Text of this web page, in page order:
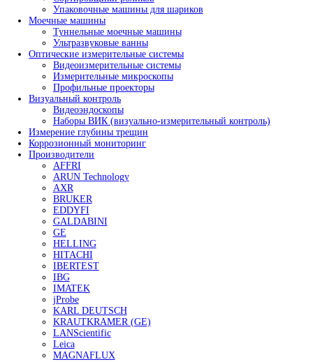
Дозиметры рентгеновские
Твердомеры
Динамические твердомеры
Переносные твердомеры
Стационарные твердомеры
Твердомеры для металла
Ультразвуковые твердомеры
Портативные твердомеры
- Твердомеры PROCEQ
- Твердомеры МЕТ
- Твердомеры Интротест
- Твердомеры Машпроект
Твердомер по Бриннелю
Твердомеры по Виккерсу
Твердомеры по Роквеллу
Универсальные твердомеры
Портальные твердомеры
Дополнительное оборудование для твердомеров
Оборудование для капиллярного контроля
Стенды для ручного капиллярного контроля
Линии капиллярного контроля
Системы УФ-освещения
Системы водоподготовки и очистки воды
Принадлежности для капиллярной дефектоскопии
Расходные материалы
Оборудование для магнитопорошкового контроля
Магнитопорошковые дефектоскопы
- Переносные магнитопорошковые